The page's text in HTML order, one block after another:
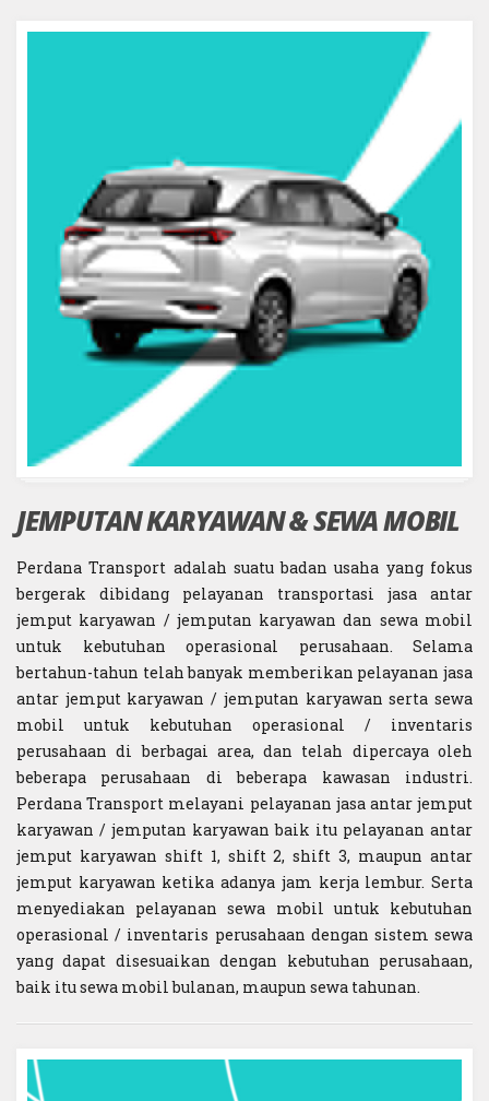
JEMPUTAN KARYAWAN & SEWA MOBIL
Perdana Transport adalah suatu badan usaha yang fokus
bergerak dibidang pelayanan transportasi jasa antar
jemput karyawan / jemputan karyawan dan sewa mobil
untuk kebutuhan operasional perusahaan. Selama
bertahun-tahun telah banyak memberikan pelayanan jasa
antar jemput karyawan / jemputan karyawan serta sewa
mobil untuk kebutuhan operasional / inventaris
perusahaan di berbagai area, dan telah dipercaya oleh
beberapa perusahaan di beberapa kawasan industri.
Perdana Transport melayani pelayanan jasa antar jemput
karyawan / jemputan karyawan baik itu pelayanan antar
jemput karyawan shift 1, shift 2, shift 3, maupun antar
jemput karyawan ketika adanya jam kerja lembur. Serta
menyediakan pelayanan sewa mobil untuk kebutuhan
operasional / inventaris perusahaan dengan sistem sewa
yang dapat disesuaikan dengan kebutuhan perusahaan,
baik itu sewa mobil bulanan, maupun sewa tahunan.